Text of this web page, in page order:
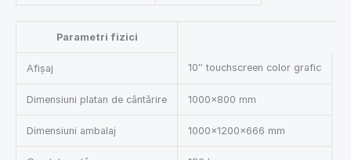
Parametri fizici
Afișaj 10″ touchscreen color grafic
Dimensiuni platan de cântărire 1000×800 mm
Dimensiuni ambalaj 1000×1200×666 mm